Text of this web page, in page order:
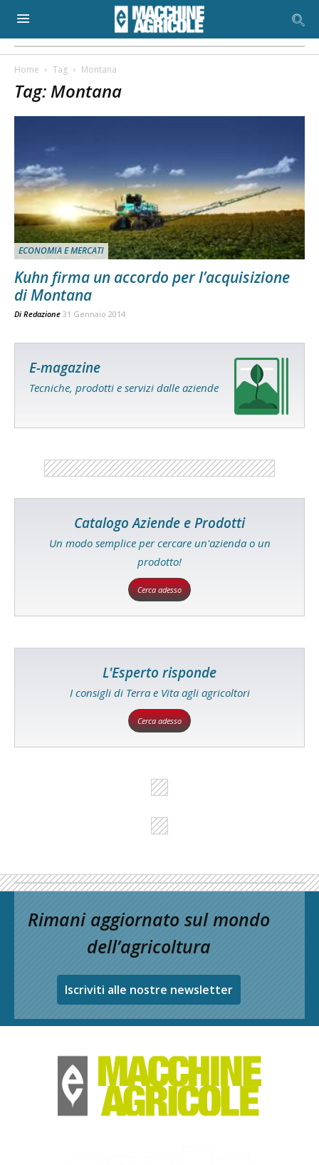
Home Tag Montana
Tag: Montana
ECONOMIA E MERCATI
Kuhn firma un accordo per l’acquisizione
di Montana
Di Redazione 31 Gennaio 2014
E-magazine
Tecniche, prodotti e servizi dalle aziende
Catalogo Aziende e Prodotti
Un modo semplice per cercare un'azienda o un
prodotto!
Cerca adesso
L'Esperto risponde
I consigli di Terra e Vita agli agricoltori
Cerca adesso
Rimani aggiornato sul mondo
dell’agricoltura
Iscriviti alle nostre newsletter